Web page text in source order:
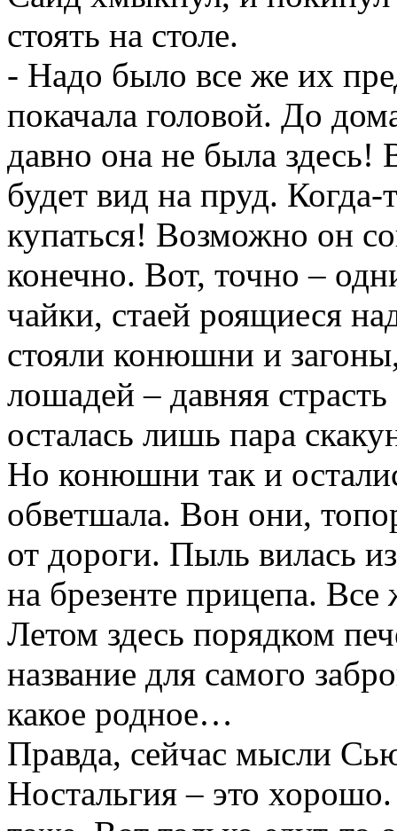
стоять на столе.
- Надо было все же их
покачала головой. До
давно она не была здесь!
будет вид на пруд.
купаться! Возможно он
конечно. Вот, точно –
чайки, стаей роящиеся
стояли конюшни и
лошадей – давняя
осталась лишь пара
Но конюшни так и
обветшала. Вон они,
от дороги. Пыль вилась
на брезенте прицепа.
Летом здесь порядком
название для самого
какое родное…
Правда, сейчас мысли
Ностальгия – это